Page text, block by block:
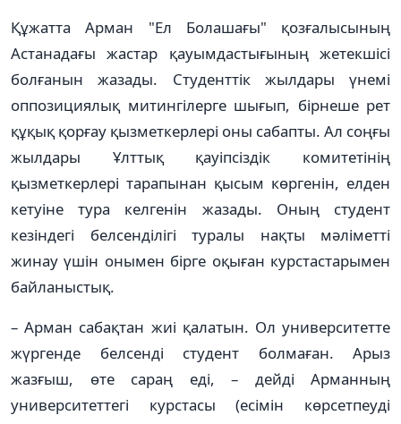
Құжатта Арман "Ел Болашағы" қозғалысының
Астанадағы жастар қауымдастығының жетекшісі
болғанын жазады. Студенттік жылдары үнемі
оппозициялық митингілерге шығып, бірнеше рет
құқық қорғау қызметкерлері оны сабапты. Ал соңғы
жылдары Ұлттық қауіпсіздік комитетінің
қызметкерлері тарапынан қысым көргенін, елден
кетуіне тура келгенін жазады. Оның студент
кезіндегі белсенділігі туралы нақты мәліметті
жинау үшін онымен бірге оқыған курстастарымен
байланыстық.
– Арман сабақтан жиі қалатын. Ол университетте
жүргенде белсенді студент болмаған. Арыз
жазғыш, өте сараң еді, – дейді Арманның
университеттегі курстасы (есімін көрсетпеуді